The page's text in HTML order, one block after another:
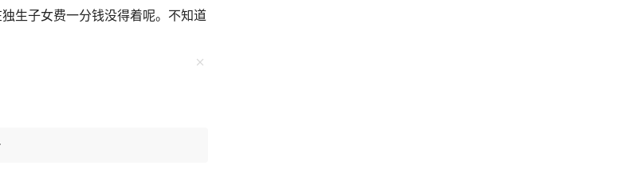
生子女费一分钱没得着呢。不知道